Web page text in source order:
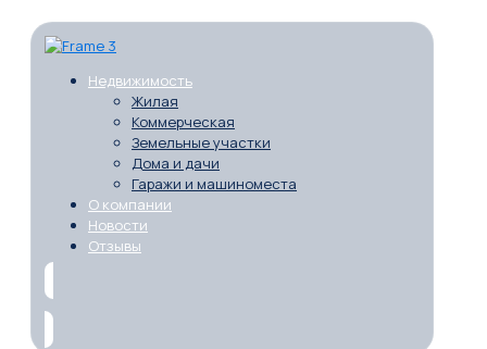
Недвижимость
Жилая
Коммерческая
Земельные участки
Дома и дачи
Гаражи и машиноместа
О компании
Новости
Отзывы